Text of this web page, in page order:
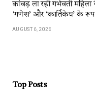
कांवड़​​ ला​​ रही​​ गर्भवती
‘गणेश’ और ‘कार्तिकेय’ के
AUGUST 6, 2026
Top Posts